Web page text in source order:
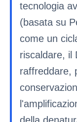
tecnologia
(basata su
come un
riscaldare, il
raffreddare,